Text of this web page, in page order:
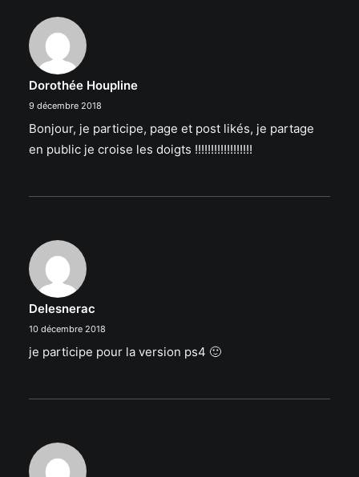
Dorothée Houpline
9 décembre 2018
Bonjour, je participe, page et post likés, je partage
en public je croise les doigts !!!!!!!!!!!!!!!!!!
Delesnerac
10 décembre 2018
je participe pour la version ps4 🙂